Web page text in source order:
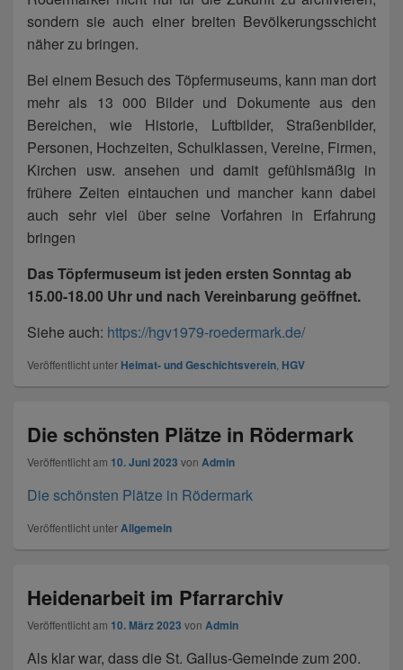
sondern sie auch einer breiten Bevölkerungsschicht
näher zu bringen.
Bei einem Besuch des Töpfermuseums, kann man dort
mehr als 13 000 Bilder und Dokumente aus den
Bereichen, wie Historie, Luftbilder, Straßenbilder,
Personen, Hochzeiten, Schulklassen, Vereine, Firmen,
Kirchen usw. ansehen und damit gefühlsmäßig in
frühere Zeiten eintauchen und mancher kann dabei
auch sehr viel über seine Vorfahren in Erfahrung
bringen
Das Töpfermuseum ist jeden ersten Sonntag ab
15.00-18.00 Uhr und nach Vereinbarung geöffnet.
Siehe auch: https://hgv1979-roedermark.de/
Veröffentlicht unter Heimat- und Geschichtsverein, HGV
Die schönsten Plätze in Rödermark
Veröffentlicht am 10. Juni 2023 von Admin
Die schönsten Plätze in Rödermark
Veröffentlicht unterAllgemein
Heidenarbeit im Pfarrarchiv
Veröffentlicht am 10. März 2023 von Admin
Als klar war, dass die St. Gallus-Gemeinde zum 200.